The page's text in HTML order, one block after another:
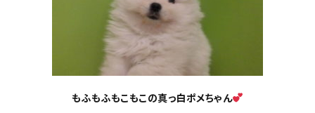
もふもふもこもこの真っ白ポメちゃん